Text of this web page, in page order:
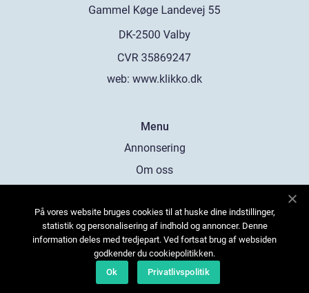
web: www.klikko.dk
Menu
Annonsering
Om oss
Kontakta oss
Sitemap
På vores website bruges cookies til at huske dine indstillinger,
statistik og personalisering af indhold og annoncer. Denne
information deles med tredjepart. Ved fortsat brug af websiden
godkender du cookiepolitikken.
Ok
Privatlivspolitik